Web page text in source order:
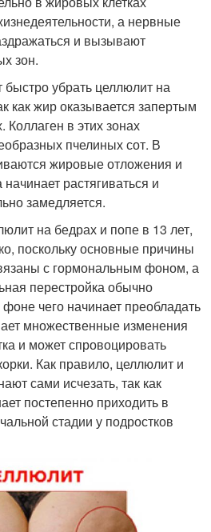
а нервные
и вызывают
зон.
убрать целлюлит на
как жир оказывается запертым
в этих зонах
пчелиных сот. В
жировые отложения и
растягиваться и
замедляется.
на бедрах и попе в 13 лет,
поскольку основные причины
с гормональным фоном, а
перестройка обычно
чего начинает преобладать
множественные изменения
и может спровоцировать
Как правило, целлюлит и
сами исчезать, так как
постепенно приходить в
стадии у подростков